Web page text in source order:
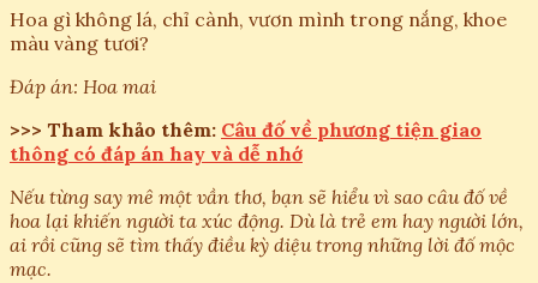
Hoa gì không lá, chỉ cành, vươn mình trong nắng, khoe
màu vàng tươi?
Đáp án: Hoa mai
>>> Tham khảo thêm: Câu đố về phương tiện giao
thông có đáp án hay và dễ nhớ
Nếu từng say mê một vần thơ, bạn sẽ hiểu vì sao câu đố về
hoa lại khiến người ta xúc động. Dù là trẻ em hay người lớn,
ai rồi cũng sẽ tìm thấy điều kỳ diệu trong những lời đố mộc
mạc.